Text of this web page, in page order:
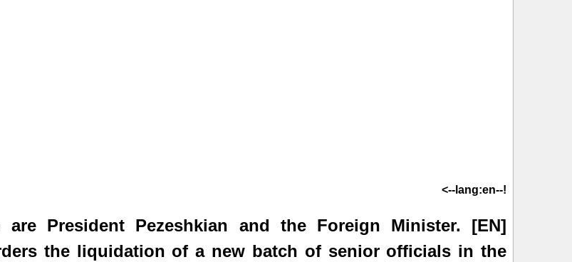
!--lang:en-->
are President Pezeshkian and the Foreign Minister.
the liquidation of a new batch of senior officials in the